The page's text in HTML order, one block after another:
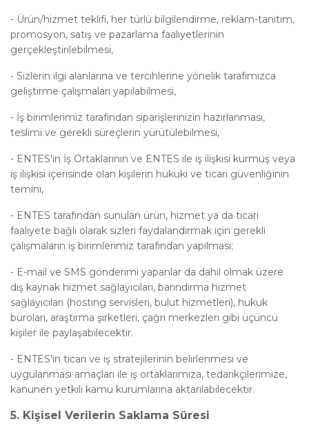
- Ürün/hizmet teklifi, her türlü bilgilendirme, reklam-tanıtım,
promosyon, satış ve pazarlama faaliyetlerinin
gerçekleştirilebilmesi,
- Sizlerin ilgi alanlarına ve tercihlerine yönelik tarafımızca
geliştirme çalışmaları yapılabilmesi,
- İş birimlerimiz tarafından siparişlerinizin hazırlanması,
teslimi ve gerekli süreçlerin yürütülebilmesi,
- ENTES'in İş Ortaklarının ve ENTES ile iş ilişkisi kurmuş veya
iş ilişkisi içerisinde olan kişilerin hukuki ve ticari güvenliğinin
temini,
- ENTES tarafından sunulan ürün, hizmet ya da ticari
faaliyete bağlı olarak sizleri faydalandırmak için gerekli
çalışmaların iş birimlerimiz tarafından yapılması;
- E-mail ve SMS gönderimi yapanlar da dahil olmak üzere
dış kaynak hizmet sağlayıcıları, barındırma hizmet
sağlayıcıları (hosting servisleri, bulut hizmetleri), hukuk
büroları, araştırma şirketleri, çağrı merkezleri gibi üçüncü
kişiler ile paylaşabilecektir.
- ENTES'in ticari ve iş stratejilerinin belirlenmesi ve
uygulanması amaçları ile iş ortaklarımıza, tedarikçilerimize,
kanunen yetkili kamu kurumlarına aktarılabilecektir.
5. Kişisel Verilerin Saklama Süresi